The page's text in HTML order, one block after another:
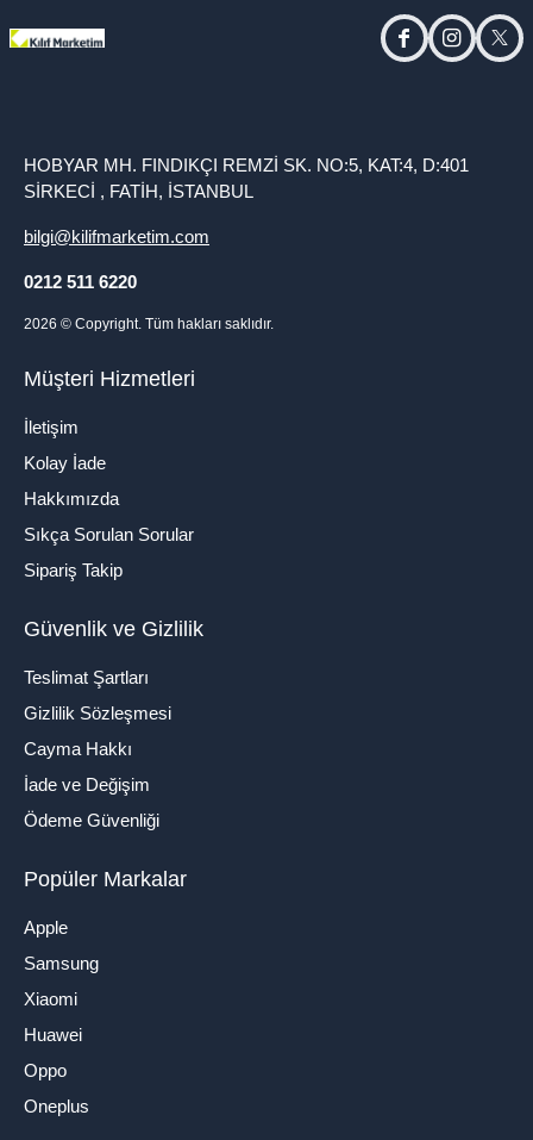
facebookinstagram
HOBYAR MH. FINDIKÇI REMZİ SK. NO:5, KAT:4, D:401
SİRKECİ , FATİH, İSTANBUL
bilgi@kilifmarketim.com
0212 511 6220
2026 © Copyright. Tüm hakları saklıdır.
Müşteri Hizmetleri
İletişim
Kolay İade
Hakkımızda
Sıkça Sorulan Sorular
Sipariş Takip
Güvenlik ve Gizlilik
Teslimat Şartları
Gizlilik Sözleşmesi
Cayma Hakkı
İade ve Değişim
Ödeme Güvenliği
Popüler Markalar
Apple
Samsung
Xiaomi
Huawei
Oppo
Oneplus